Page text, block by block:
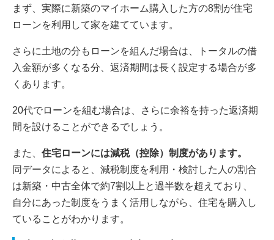
まず、実際に新築のマイホーム購入した方の8割が住宅
ローンを利用して家を建てています。
さらに土地の分もローンを組んだ場合は、トータルの借
入金額が多くなる分、返済期間は長く設定する場合が多
くあります。
20代でローンを組む場合は、さらに余裕を持った返済期
間を設けることができるでしょう。
また、 住宅ローンには減税（控除）制度があります。
同データによると、減税制度を利用・検討した人の割合
は新築・中古全体で約7割以上と過半数を超えており、
自分にあった制度をうまく活用しながら、住宅を購入し
ていることがわかります。